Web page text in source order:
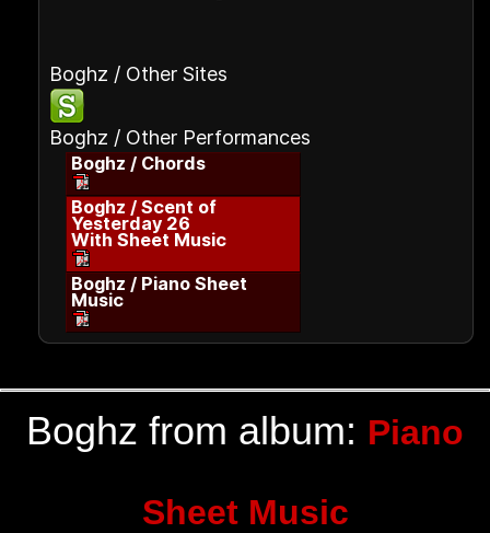
Boghz / Other Sites
Boghz / Other Performances
Boghz / Chords
Boghz / Scent of
Yesterday 26
With Sheet Music
Boghz / Piano Sheet
Music
Boghz from album: Piano
Sheet Music